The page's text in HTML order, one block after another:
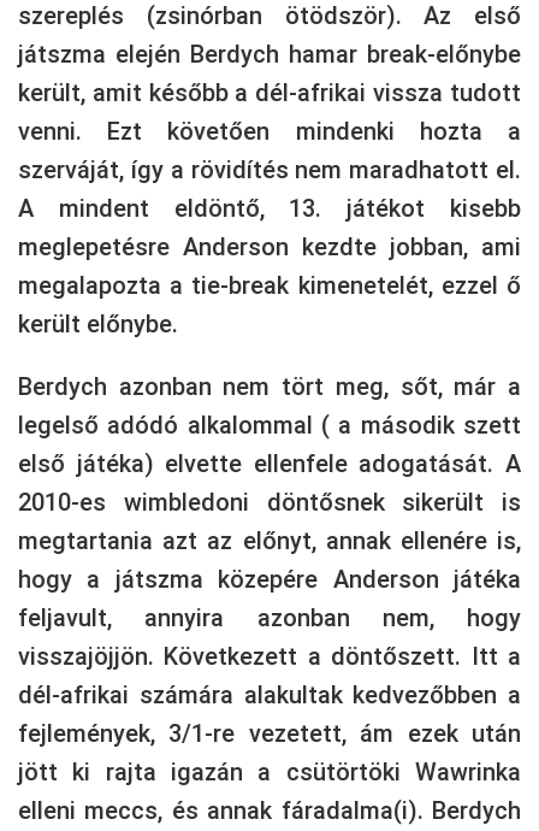
szereplés (zsinórban ötödször). Az első
játszma elején Berdych hamar break-előnybe
került, amit később a dél-afrikai vissza tudott
venni. Ezt követően mindenki hozta a
szerváját, így a rövidítés nem maradhatott el.
A mindent eldöntő, 13. játékot kisebb
meglepetésre Anderson kezdte jobban, ami
megalapozta a tie-break kimenetelét, ezzel ő
került előnybe.
Berdych azonban nem tört meg, sőt, már a
legelső adódó alkalommal ( a második szett
első játéka) elvette ellenfele adogatását. A
2010-es wimbledoni döntősnek sikerült is
megtartania azt az előnyt, annak ellenére is,
hogy a játszma közepére Anderson játéka
feljavult, annyira azonban nem, hogy
visszajöjjön. Következett a döntőszett. Itt a
dél-afrikai számára alakultak kedvezőbben a
fejlemények, 3/1-re vezetett, ám ezek után
jött ki rajta igazán a csütörtöki Wawrinka
elleni meccs, és annak fáradalma(i). Berdych